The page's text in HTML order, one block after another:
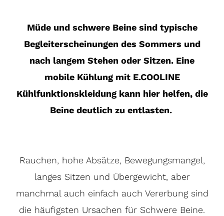
Müde und schwere Beine sind typische
Begleiterscheinungen des Sommers und
nach langem Stehen oder Sitzen. Eine
mobile Kühlung mit E.COOLINE
Kühlfunktionskleidung kann hier helfen, die
Beine deutlich zu entlasten.
Rauchen, hohe Absätze, Bewegungsmangel,
langes Sitzen und Übergewicht, aber
manchmal auch einfach auch Vererbung sind
die häufigsten Ursachen für Schwere Beine.